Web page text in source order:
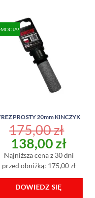
PROSTY 20mm KINCZYK
175,00zł
Pierwotna
cena
wynosiła:
175,00 zł.
138,00 zł
cena
Najniższa cena z 30 dni
przed obniżką: 175,00 zł
DOWIEDZ SIĘ